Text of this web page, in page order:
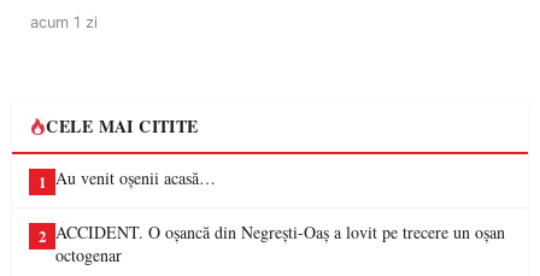
acum 1 zi
CELE MAI CITITE
1 Au venit oșenii acasă…
2 ACCIDENT. O oșancă din Negrești-Oaș a lovit pe trecere un oșan
octogenar